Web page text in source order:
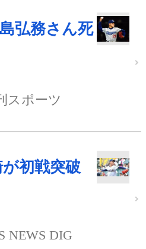
弘務さん死
スポーツ
初戦突破
NEWS DIG